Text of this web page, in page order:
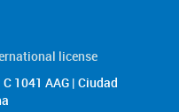
license
1041 AAG | Ciudad